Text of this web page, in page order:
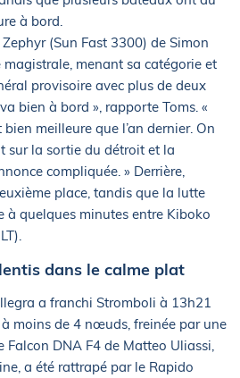
à bord.
(Sun Fast 3300) de Simon
magistrale, menant sa catégorie et
provisoire avec plus de deux
bien à bord », rapporte Toms. «
meilleure que l’an dernier. On
sur la sortie du détroit et la
compliquée. » Derrière,
place, tandis que la lutte
à quelques minutes entre Kiboko
dans le calme plat
a franchi Stromboli à 13h21
moins de 4 nœuds, freinée par une
Falcon DNA F4 de Matteo Uliassi,
a été rattrapé par le Rapido